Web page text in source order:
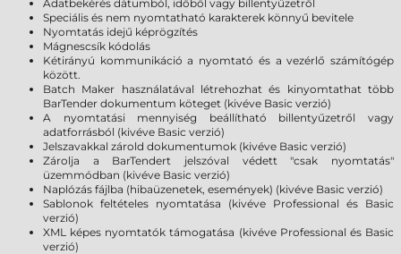
Adatbekérés dátumból, időből vagy billentyűzetről
Speciális és nem nyomtatható karakterek könnyű bevitele
Nyomtatás idejű képrögzítés
Mágnescsík kódolás
Kétirányú kommunikáció a nyomtató és a vezérlő számítógép
között.
Batch Maker használatával létrehozhat és kinyomtathat több
BarTender dokumentum köteget (kivéve Basic verzió)
A nyomtatási mennyiség beállítható billentyűzetről vagy
adatforrásból (kivéve Basic verzió)
Jelszavakkal zárold dokumentumok (kivéve Basic verzió)
Zárolja a BarTendert jelszóval védett "csak nyomtatás"
üzemmódban (kivéve Basic verzió)
Naplózás fájlba (hibaüzenetek, események) (kivéve Basic verzió)
Sablonok feltételes nyomtatása (kivéve Professional és Basic
verzió)
XML képes nyomtatók támogatása (kivéve Professional és Basic
verzió)